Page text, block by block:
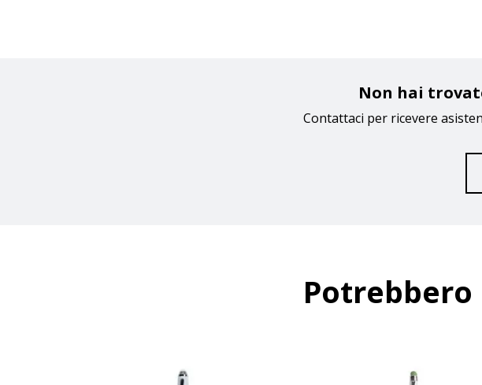
Non hai
Contattaci per ricevere